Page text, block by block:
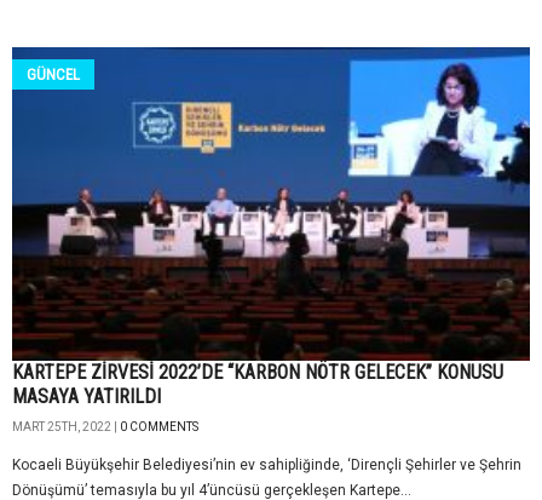
GÜNCEL
KARTEPE ZİRVESİ 2022’DE “KARBON NÖTR GELECEK” KONUSU
MASAYA YATIRILDI
MART 25TH, 2022 | 0 COMMENTS
Kocaeli Büyükşehir Belediyesi’nin ev sahipliğinde, ‘Dirençli Şehirler ve Şehrin
Dönüşümü’ temasıyla bu yıl 4’üncüsü gerçekleşen Kartepe...